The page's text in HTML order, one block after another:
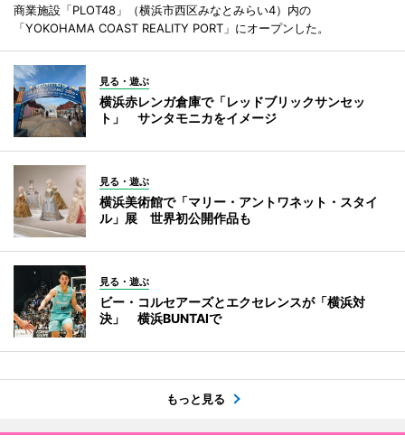
商業施設「PLOT48」（横浜市西区みなとみらい4）内の
「YOKOHAMA COAST REALITY PORT」にオープンした。
見る・遊ぶ
横浜赤レンガ倉庫で「レッドブリックサンセッ
ト」 サンタモニカをイメージ
見る・遊ぶ
横浜美術館で「マリー・アントワネット・スタイ
ル」展 世界初公開作品も
見る・遊ぶ
ビー・コルセアーズとエクセレンスが「横浜対
決」 横浜BUNTAIで
もっと見る